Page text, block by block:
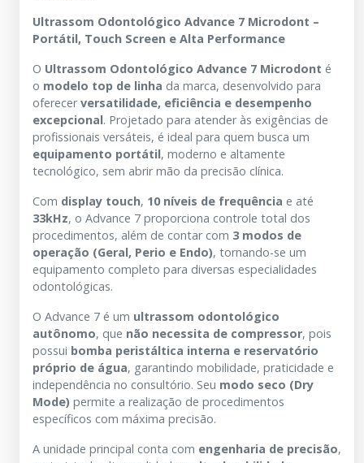
Ultrassom Odontológico Advance 7 Microdont –
Portátil, Touch Screen e Alta Performance
O Ultrassom Odontológico Advance 7 Microdont é
o modelo top de linha da marca, desenvolvido para
oferecerversatilidade, eficiência e desempenho
excepcional. Projetado para atender às exigências de
profissionais versáteis, é ideal para quem busca um
equipamento portátil, moderno e altamente
tecnológico, sem abrir mão da precisão clínica.
Com display touch, 10 níveis de frequência e até
33kHz, o Advance 7 proporciona controle total dos
procedimentos, além de contar com 3 modos de
operação (Geral, Perio e Endo), tornando-se um
equipamento completo para diversas especialidades
odontológicas.
O Advance 7 é um ultrassom odontológico
autônomo, que não necessita de compressor, pois
possui bomba peristáltica interna e reservatório
próprio de água, garantindo mobilidade, praticidade e
independência no consultório. Seu modo seco (Dry
Mode) permite a realização de procedimentos
específicos com máxima precisão.
A unidade principal conta com engenharia de precisão,